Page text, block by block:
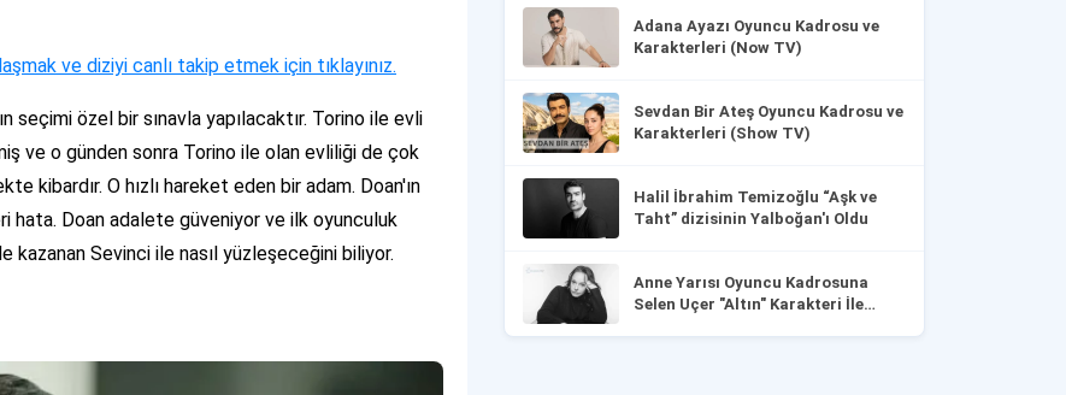
ve diziyi canlı takip etmek için tıklayınız.
seçimi özel bir sınavla yapılacaktır. Torino ile evli
ve o günden sonra Torino ile olan evliliği de çok
kibardır. O hızlı hareket eden bir adam. Doan'ın
hata. Doan adalete güveniyor ve ilk oyunculuk
kazanan Sevinci ile nasıl yüzleşeceğini biliyor.
Adana Ayazı Oyuncu Kadrosu ve
Karakterleri (Now TV)
Sevdan Bir Ateş Oyuncu Kadrosu ve
Karakterleri (Show TV)
Halil İbrahim Temizoğlu “Aşk ve
Taht” dizisinin Yalboğan'ı Oldu
Anne Yarısı Oyuncu Kadrosuna
Selen Uçer "Altın" Karakteri İle